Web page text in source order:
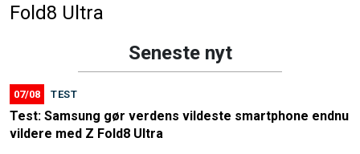
Fold8 Ultra
Seneste nyt
07/08 TEST
Test: Samsung gør verdens vildeste smartphone endnu
vildere med Z Fold8 Ultra